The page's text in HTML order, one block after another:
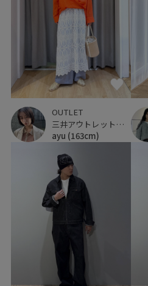
OUTLET
三井アウトレットパーク ジャズドリーム長島
ayu (163cm)